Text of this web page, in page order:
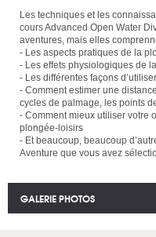
Les techniques et les
cours Advanced Open Water
aventures, mais elles
- Les aspects pratiques de la
- Les effets physiologiques de
- Les différentes façons
- Comment estimer une
cycles de palmage, les points
- Comment mieux utiliser votre
plongée-loisirs
- Et beaucoup, beaucoup
Aventure que vous avez
GALERIE PHOTOS